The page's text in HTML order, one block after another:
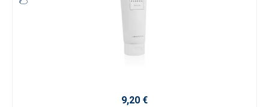
9,20 €